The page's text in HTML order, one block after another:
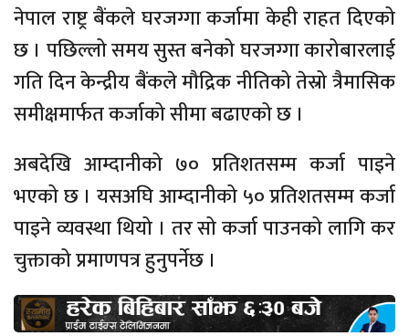
नेपाल राष्ट्र बैंकले घरजग्गा कर्जामा केही राहत दिएको
छ । पछिल्लो समय सुस्त बनेको घरजग्गा कारोबारलाई
गति दिन केन्द्रीय बैंकले मौद्रिक नीतिको तेस्रो त्रैमासिक
समीक्षमार्फत कर्जाको सीमा बढाएको छ ।
अबदेखि आम्दानीको ७० प्रतिशतसम्म कर्जा पाइने
भएको छ । यसअघि आम्दानीको ५० प्रतिशतसम्म कर्जा
पाइने व्यवस्था थियो । तर सो कर्जा पाउनको लागि कर
चुक्ताको प्रमाणपत्र हुनुपर्नेछ ।